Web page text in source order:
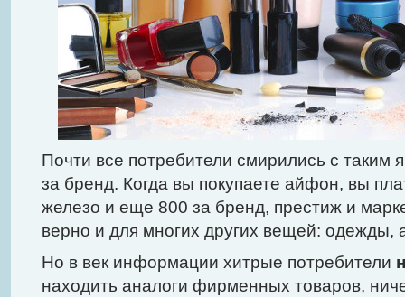
Почти все потребители смирились с таким
за бренд. Когда вы покупаете айфон, вы
железо и еще 800 за бренд, престиж и
верно и для многих других вещей: одежды,
Но в век информации хитрые потребители
находить аналоги фирменных товаров,